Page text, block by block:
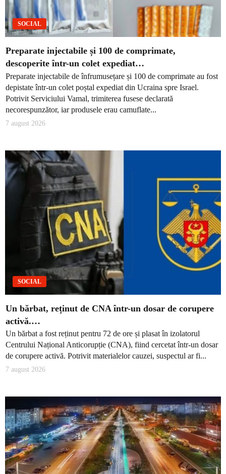
SOCIAL
Preparate injectabile și 100 de comprimate,
descoperite într-un colet expediat…
Preparate injectabile de înfrumusețare și 100 de comprimate au fost
depistate într-un colet poștal expediat din Ucraina spre Israel.
Potrivit Serviciului Vamal, trimiterea fusese declarată
necorespunzător, iar produsele erau camuflate...
7 august 2026
SOCIAL
Un bărbat, reținut de CNA într-un dosar de corupere
activă.…
Un bărbat a fost reținut pentru 72 de ore și plasat în izolatorul
Centrului Național Anticorupție (CNA), fiind cercetat într-un dosar
de corupere activă. Potrivit materialelor cauzei, suspectul ar fi...
7 august 2026